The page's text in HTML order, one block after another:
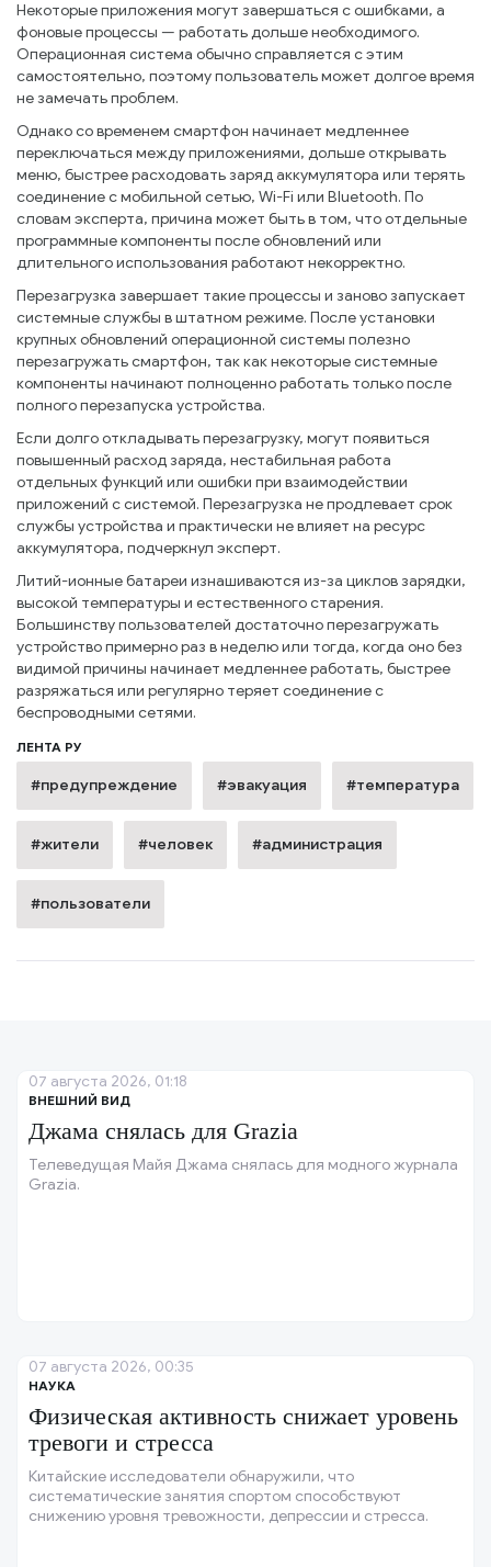
Некоторые приложения могут завершаться с ошибками, а
фоновые процессы — работать дольше необходимого.
Операционная система обычно справляется с этим
самостоятельно, поэтому пользователь может долгое время
не замечать проблем.
Однако со временем смартфон начинает медленнее
переключаться между приложениями, дольше открывать
меню, быстрее расходовать заряд аккумулятора или терять
соединение с мобильной сетью, Wi-Fi или Bluetooth. По
словам эксперта, причина может быть в том, что отдельные
программные компоненты после обновлений или
длительного использования работают некорректно.
Перезагрузка завершает такие процессы и заново запускает
системные службы в штатном режиме. После установки
крупных обновлений операционной системы полезно
перезагружать смартфон, так как некоторые системные
компоненты начинают полноценно работать только после
полного перезапуска устройства.
Если долго откладывать перезагрузку, могут появиться
повышенный расход заряда, нестабильная работа
отдельных функций или ошибки при взаимодействии
приложений с системой. Перезагрузка не продлевает срок
службы устройства и практически не влияет на ресурс
аккумулятора, подчеркнул эксперт.
Литий-ионные батареи изнашиваются из-за циклов зарядки,
высокой температуры и естественного старения.
Большинству пользователей достаточно перезагружать
устройство примерно раз в неделю или тогда, когда оно без
видимой причины начинает медленнее работать, быстрее
разряжаться или регулярно теряет соединение с
беспроводными сетями.
ЛЕНТА РУ
#предупреждение #эвакуация #температура
#жители #человек #администрация
#пользователи
ВНЕШНИЙ ВИД
Джама снялась для Grazia
Телеведущая Майя Джама снялась для модного журнала
Grazia.
07 августа 2026, 01:18
НАУКА
Физическая активность снижает уровень
тревоги и стресса
Китайские исследователи обнаружили, что
систематические занятия спортом способствуют
снижению уровня тревожности, депрессии и стресса.
07 августа 2026, 00:35